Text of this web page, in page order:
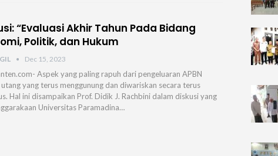
“Evaluasi Akhir Tahun Pada Bidang
Politik, dan Hukum
Dec 15, 2023
Aspek yang paling rapuh dari pengeluaran APBN
yang terus menggunung dan diwariskan secara terus
Hal ini disampaikan Prof. Didik J. Rachbini dalam diskusi yang
Universitas Paramadina…